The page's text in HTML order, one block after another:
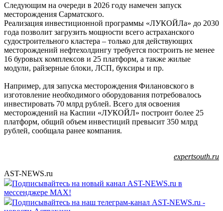
Следующим на очереди в 2026 году намечен запуск
месторождения Сарматского.
Реализация инвестиционной программы «ЛУКОЙЛа» до 2030
года позволит загрузить мощности всего астраханского
судостроительного кластера – только для действующих
месторождений нефтехолдингу требуется построить не менее
16 буровых комплексов и 25 платформ, а также жилые
модули, райзерные блоки, ЛСП, буксиры и пр.
Например, для запуска месторождения Филановского в
изготовление необходимого оборудования потребовалось
инвестировать 70 млрд рублей. Всего для освоения
месторождений на Каспии «ЛУКОЙЛ» построит более 25
платформ, общий объем инвестиций превысит 350 млрд
рублей, сообщала ранее компания.
expertsouth.ru
AST-NEWS.ru
Подписывайтесь на новый канал AST-NEWS.ru в
мессенджере MAX!
Подписывайтесь на наш телеграм-канал AST-NEWS.ru -